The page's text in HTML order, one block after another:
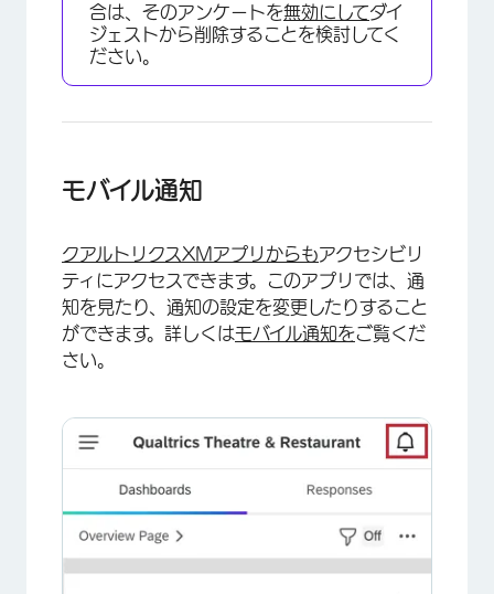
合は、そのアンケートを無効にしてダイ
ジェストから削除することを検討してく
ださい。
モバイル通知
クアルトリクスXMアプリからもアクセシビリ
ティにアクセスできます。このアプリでは、通
知を見たり、通知の設定を変更したりすること
ができます。詳しくはモバイル通知をご覧くだ
さい。